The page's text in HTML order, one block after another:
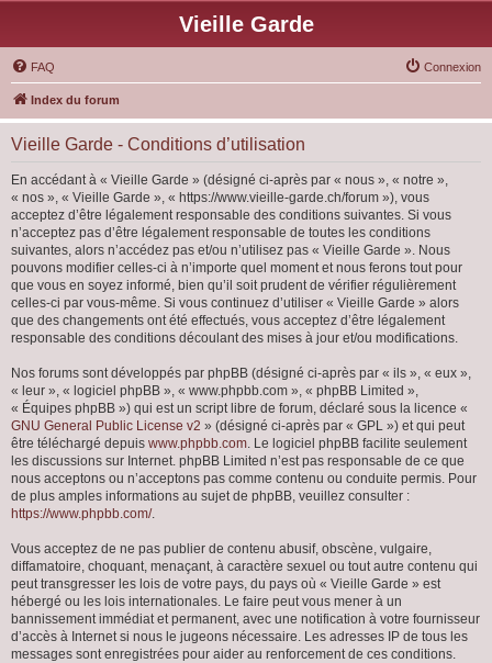
Vieille Garde
FAQ Connexion
Index du forum
Vieille Garde - Conditions d’utilisation
En accédant à « Vieille Garde » (désigné ci-après par « nous », « notre »,
« nos », « Vieille Garde », « https://www.vieille-garde.ch/forum »), vous
acceptez d’être légalement responsable des conditions suivantes. Si vous
n’acceptez pas d’être légalement responsable de toutes les conditions
suivantes, alors n’accédez pas et/ou n’utilisez pas « Vieille Garde ». Nous
pouvons modifier celles-ci à n’importe quel moment et nous ferons tout pour
que vous en soyez informé, bien qu’il soit prudent de vérifier régulièrement
celles-ci par vous-même. Si vous continuez d’utiliser « Vieille Garde » alors
que des changements ont été effectués, vous acceptez d’être légalement
responsable des conditions découlant des mises à jour et/ou modifications.
Nos forums sont développés par phpBB (désigné ci-après par « ils », « eux »,
« leur », « logiciel phpBB », « www.phpbb.com », « phpBB Limited »,
« Équipes phpBB ») qui est un script libre de forum, déclaré sous la licence «
GNU General Public License v2 » (désigné ci-après par « GPL ») et qui peut
être téléchargé depuis www.phpbb.com. Le logiciel phpBB facilite seulement
les discussions sur Internet. phpBB Limited n’est pas responsable de ce que
nous acceptons ou n’acceptons pas comme contenu ou conduite permis. Pour
de plus amples informations au sujet de phpBB, veuillez consulter :
https://www.phpbb.com/.
Vous acceptez de ne pas publier de contenu abusif, obscène, vulgaire,
diffamatoire, choquant, menaçant, à caractère sexuel ou tout autre contenu qui
peut transgresser les lois de votre pays, du pays où « Vieille Garde » est
hébergé ou les lois internationales. Le faire peut vous mener à un
bannissement immédiat et permanent, avec une notification à votre fournisseur
d’accès à Internet si nous le jugeons nécessaire. Les adresses IP de tous les
messages sont enregistrées pour aider au renforcement de ces conditions.